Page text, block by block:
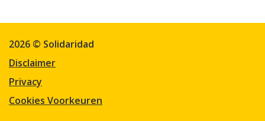
2026 © Solidaridad
Disclaimer
Privacy
Cookies Voorkeuren